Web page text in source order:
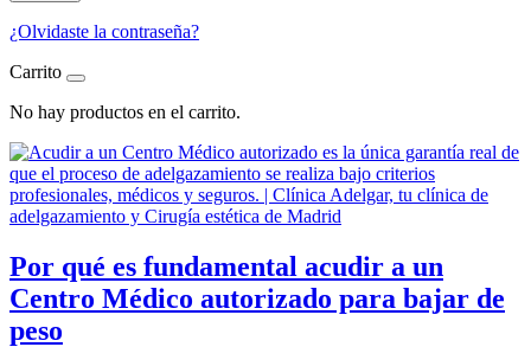
¿Olvidaste la contraseña?
Carrito
No hay productos en el carrito.
Por qué es fundamental acudir a un
Centro Médico autorizado para bajar de
peso